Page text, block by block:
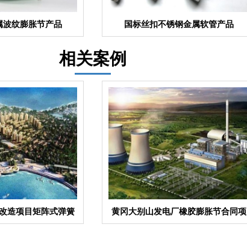
波纹膨胀节产品 国标丝扣不锈钢金属软管产品
相关案例
造项目矩阵式弹簧
器合同
黄冈大别山发电厂橡胶膨胀节合同项
目